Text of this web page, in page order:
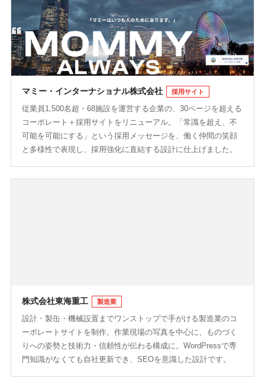
マミー・インターナショナル株式会社 採用サイト
従業員1,500名超・68施設を運営する企業の、30ページを超える
コーポレート＋採用サイトをリニューアル。「常識を超え、不
可能を可能にする」という採用メッセージを、働く仲間の笑顔
と多様性で表現し、採用強化に直結する設計に仕上げました。
株式会社東海重工 製造業
設計・製缶・機械設置までワンストップで手がける製造業のコ
ーポレートサイトを制作。作業現場の写真を中心に、ものづく
りへの姿勢と技術力・信頼性が伝わる構成に。WordPressで専
門知識がなくても自社更新でき、SEOを意識した設計です。